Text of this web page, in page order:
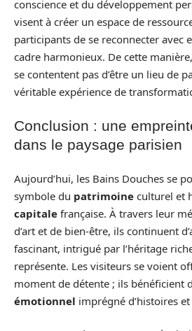
conscience et du développement
visent à créer un espace de
participants de se reconnecter avec
cadre harmonieux. De cette
se contentent pas d’être un lieu de
véritable expérience de
Conclusion : une
dans le paysage parisien
Aujourd’hui, les Bains Douches se
symbole du patrimoine culturel et
capitale française. À travers leur
d’art et de bien-être, ils continuent
fascinant, intrigué par l’héritage
représente. Les visiteurs se voient
moment de détente ; ils bénéficient
émotionnel imprégné d’histoires